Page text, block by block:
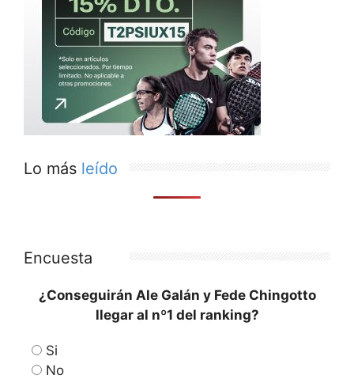
Lo más leído
Encuesta
¿Conseguirán Ale Galán y Fede Chingotto
llegar al nº1 del ranking?
Si
No